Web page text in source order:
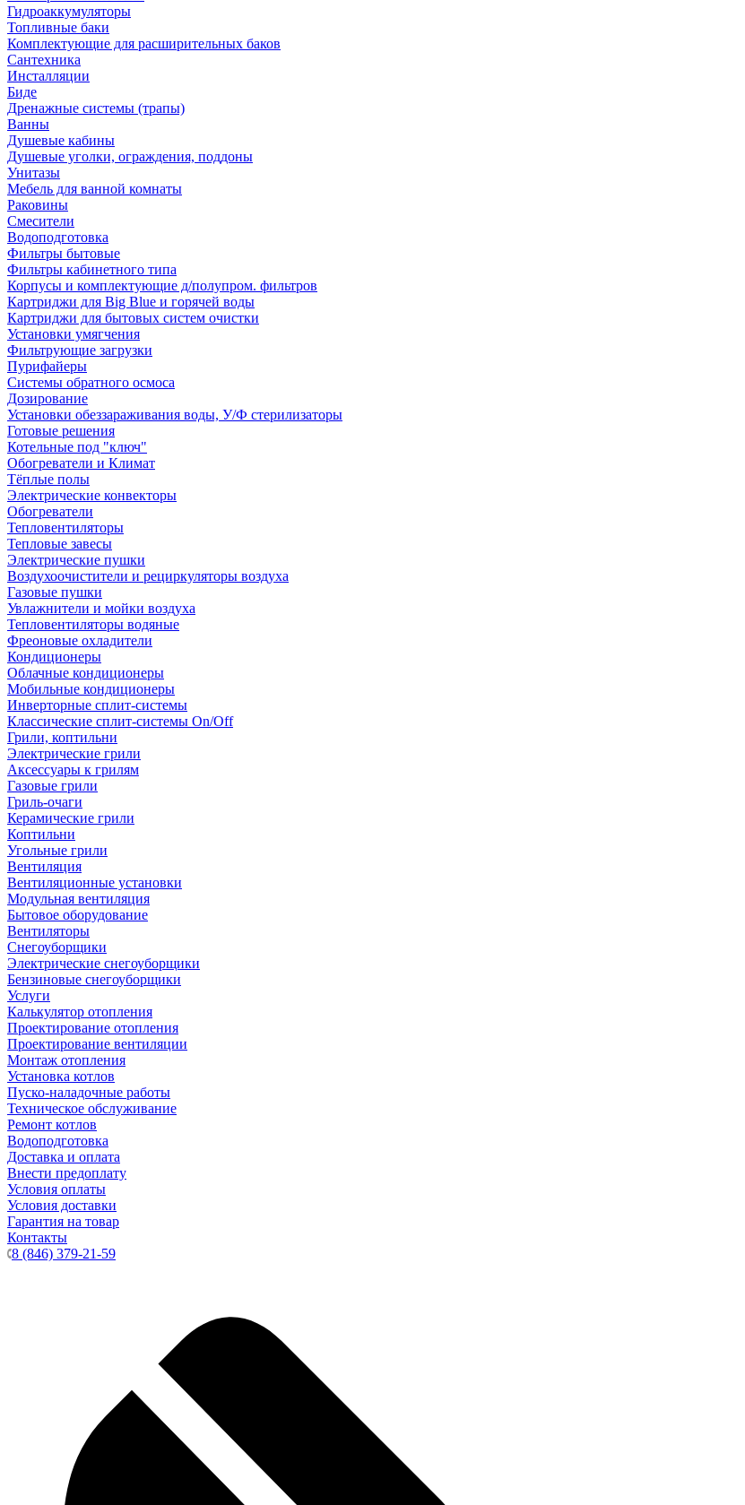
Гидроаккумуляторы
Топливные баки
Комплектующие для расширительных баков
Сантехника
Инсталляции
Биде
Дренажные системы (трапы)
Ванны
Душевые кабины
Душевые уголки, ограждения, поддоны
Унитазы
Мебель для ванной комнаты
Раковины
Смесители
Водоподготовка
Фильтры бытовые
Фильтры кабинетного типа
Корпусы и комплектующие д/полупром. фильтров
Картриджи для Big Blue и горячей воды
Картриджи для бытовых систем очистки
Установки умягчения
Фильтрующие загрузки
Пурифайеры
Системы обратного осмоса
Дозирование
Установки обеззараживания воды, У/Ф стерилизаторы
Готовые решения
Котельные под "ключ"
Обогреватели и Климат
Тёплые полы
Электрические конвекторы
Обогреватели
Тепловентиляторы
Тепловые завесы
Электрические пушки
Воздухоочистители и рециркуляторы воздуха
Газовые пушки
Увлажнители и мойки воздуха
Тепловентиляторы водяные
Фреоновые охладители
Кондиционеры
Облачные кондиционеры
Мобильные кондиционеры
Инверторные сплит-системы
Классические сплит-системы On/Off
Грили, коптильни
Электрические грили
Аксессуары к грилям
Газовые грили
Гриль-очаги
Керамические грили
Коптильни
Угольные грили
Вентиляция
Вентиляционные установки
Модульная вентиляция
Бытовое оборудование
Вентиляторы
Снегоуборщики
Электрические снегоуборщики
Бензиновые снегоуборщики
Услуги
Калькулятор отопления
Проектирование отопления
Проектирование вентиляции
Монтаж отопления
Установка котлов
Пуско-наладочные работы
Техническое обслуживание
Ремонт котлов
Водоподготовка
Доставка и оплата
Внести предоплату
Условия оплаты
Условия доставки
Гарантия на товар
Контакты
8 (846) 379-21-59